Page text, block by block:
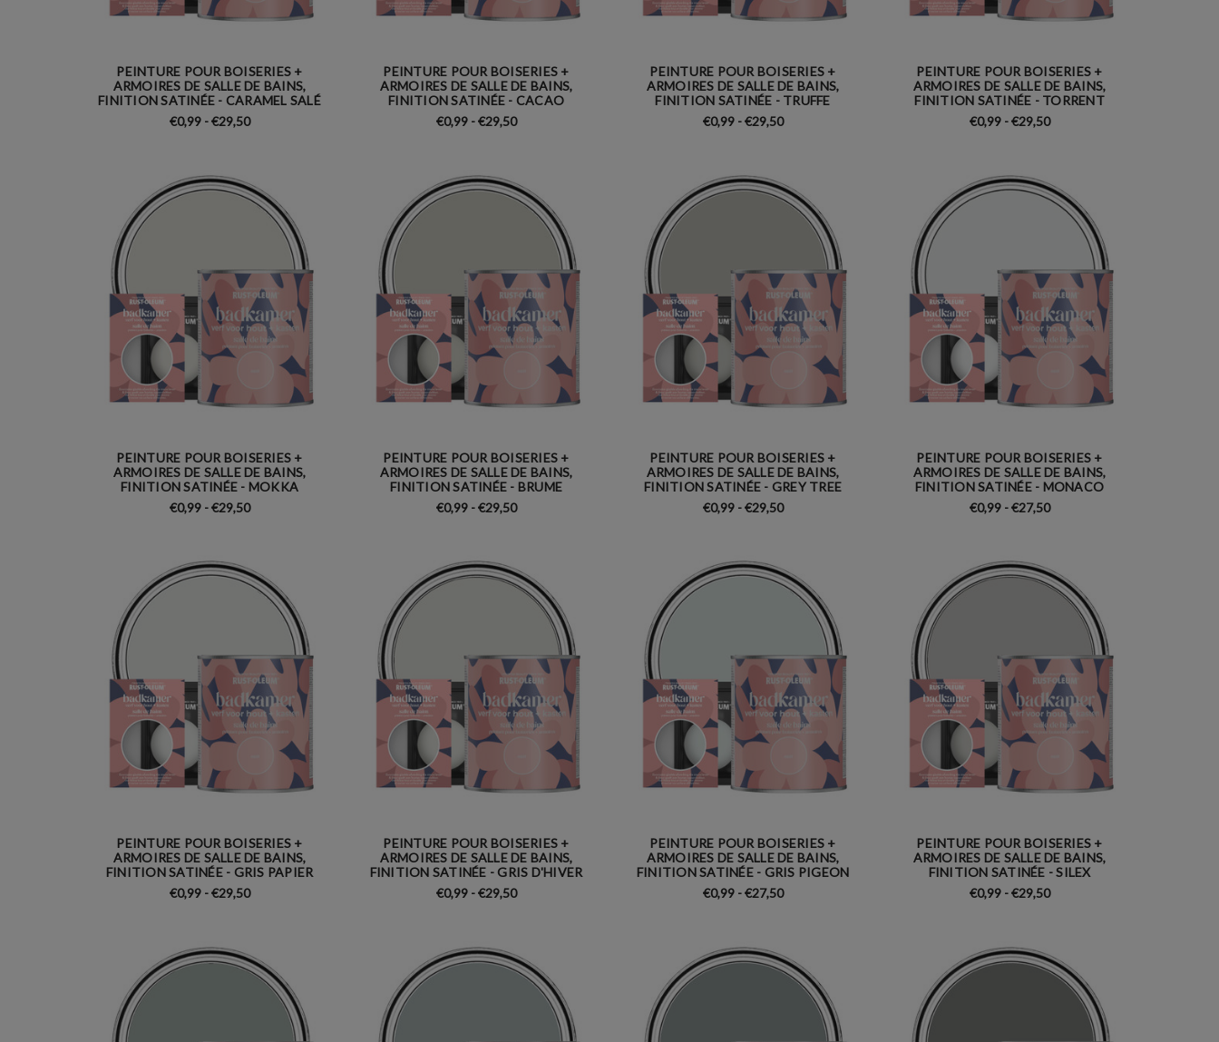
PEINTURE POUR BOISERIES +
ARMOIRES DE SALLE DE BAINS,
FINITION SATINÉE - CARAMEL SALÉ
€0,99 - €29,50
PEINTURE POUR BOISERIES +
ARMOIRES DE SALLE DE BAINS,
FINITION SATINÉE - CACAO
€0,99 - €29,50
PEINTURE POUR BOISERIES +
ARMOIRES DE SALLE DE BAINS,
FINITION SATINÉE - TRUFFE
€0,99 - €29,50
PEINTURE POUR BOISERIES +
ARMOIRES DE SALLE DE BAINS,
FINITION SATINÉE - TORRENT
€0,99 - €29,50
PEINTURE POUR BOISERIES +
ARMOIRES DE SALLE DE BAINS,
FINITION SATINÉE - MOKKA
€0,99 - €29,50
PEINTURE POUR BOISERIES +
ARMOIRES DE SALLE DE BAINS,
FINITION SATINÉE - BRUME
€0,99 - €29,50
PEINTURE POUR BOISERIES +
ARMOIRES DE SALLE DE BAINS,
FINITION SATINÉE - GREY TREE
€0,99 - €29,50
PEINTURE POUR BOISERIES +
ARMOIRES DE SALLE DE BAINS,
FINITION SATINÉE - MONACO
€0,99 - €27,50
PEINTURE POUR BOISERIES +
ARMOIRES DE SALLE DE BAINS,
FINITION SATINÉE - GRIS PAPIER
€0,99 - €29,50
PEINTURE POUR BOISERIES +
ARMOIRES DE SALLE DE BAINS,
FINITION SATINÉE - GRIS D'HIVER
€0,99 - €29,50
PEINTURE POUR BOISERIES +
ARMOIRES DE SALLE DE BAINS,
FINITION SATINÉE - GRIS PIGEON
€0,99 - €27,50
PEINTURE POUR BOISERIES +
ARMOIRES DE SALLE DE BAINS,
FINITION SATINÉE - SILEX
€0,99 - €29,50